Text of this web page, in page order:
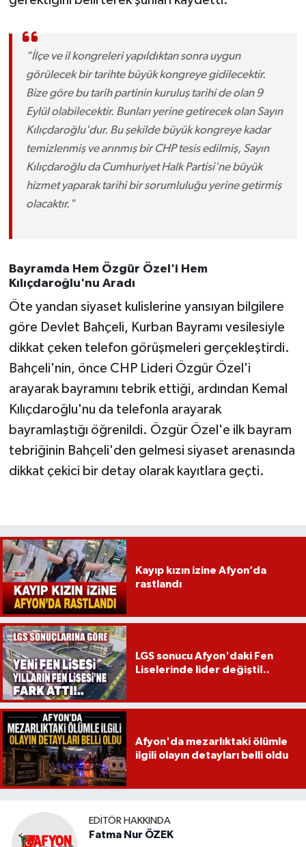
"İlçe ve il kongreleri yapıldıktan sonra uygun
görülecek bir tarihte büyük kongreye gidilecektir.
Bize göre bu tarih partinin kuruluş tarihi de olan 9
Eylül olabilecektir. Bunları yerine getirecek olan Sayın
Kılıçdaroğlu'dur. Bu şekilde büyük kongreye kadar
temizlenmiş ve arınmış bir CHP tesis edilmiş, Sayın
Kılıçdaroğlu da Cumhuriyet Halk Partisi'ne büyük
hizmet yaparak tarihi bir sorumluluğu yerine getirmiş
olacaktır."
Bayramda Hem Özgür Özel'i Hem
Kılıçdaroğlu'nu Aradı
Öte yandan siyaset kulislerine yansıyan bilgilere
göre Devlet Bahçeli, Kurban Bayramı vesilesiyle
dikkat çeken telefon görüşmeleri gerçekleştirdi.
Bahçeli'nin, önce CHP Lideri Özgür Özel'i
arayarak bayramını tebrik ettiği, ardından Kemal
Kılıçdaroğlu'nu da telefonla arayarak
bayramlaştığı öğrenildi. Özgür Özel'e ilk bayram
tebriğinin Bahçeli'den gelmesi siyaset arenasında
dikkat çekici bir detay olarak kayıtlara geçti.
Kayıp kızın izine Afyon’da
rastlandı
LGS sonucu Afyon'daki Fen
Liselerinde lider değişti!..
Afyon'da mezarlıktaki ölümle
ilgili olayın detayları belli oldu
EDITÖR HAKKINDA
Fatma Nur ÖZEK